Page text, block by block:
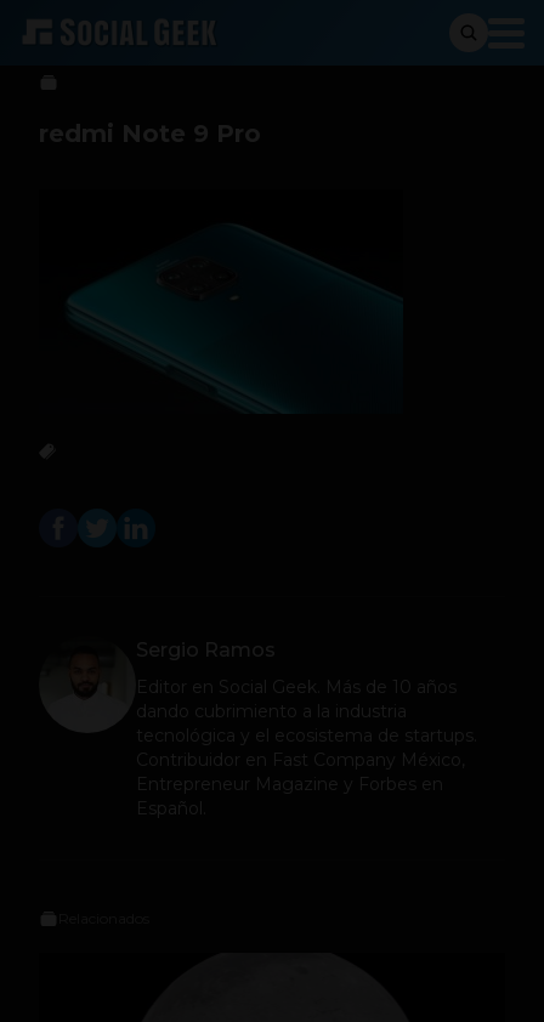
Sergio Ramos 28 de mayo de 2020
redmi Note 9 Pro
Sergio Ramos
Editor en Social Geek
. Más de 10 años
dando cubrimiento a la industria
tecnológica y el ecosistema de startups.
Contribuidor en Fast Company México,
Entrepreneur Magazine y Forbes en
Español.